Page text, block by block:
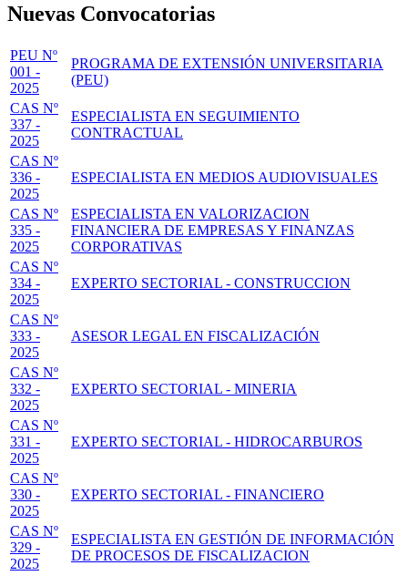
Nuevas Convocatorias
PEU Nº
001 -
2025
PROGRAMA DE EXTENSIÓN UNIVERSITARIA
(PEU)
CAS Nº
337 -
2025
ESPECIALISTA EN SEGUIMIENTO
CONTRACTUAL
CAS Nº
336 -
2025
ESPECIALISTA EN MEDIOS AUDIOVISUALES
CAS Nº
335 -
2025
ESPECIALISTA EN VALORIZACION
FINANCIERA DE EMPRESAS Y FINANZAS
CORPORATIVAS
CAS Nº
334 -
2025
EXPERTO SECTORIAL - CONSTRUCCION
CAS Nº
333 -
2025
ASESOR LEGAL EN FISCALIZACIÓN
CAS Nº
332 -
2025
EXPERTO SECTORIAL - MINERIA
CAS Nº
331 -
2025
EXPERTO SECTORIAL - HIDROCARBUROS
CAS Nº
330 -
2025
EXPERTO SECTORIAL - FINANCIERO
CAS Nº
329 -
2025
ESPECIALISTA EN GESTIÓN DE INFORMACIÓN
DE PROCESOS DE FISCALIZACION